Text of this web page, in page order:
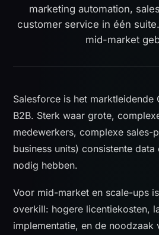
marketing automation,
customer service in één suite.
mid-market
Salesforce is het marktleidende
B2B. Sterk waar grote,
medewerkers, complexe sales-
business units) consistente
nodig hebben.
Voor mid-market en scale-ups
overkill: hogere licentiekosten,
implementatie, en de noodzaak